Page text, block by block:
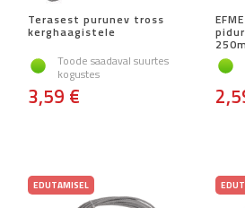
Terasest purunev tross
kerghaagistele
Toode saadaval suurtes
kogustes
3,59 €
EDUTAMISEL